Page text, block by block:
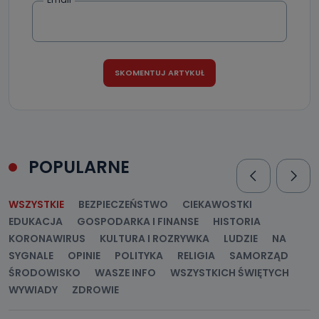
dane, które pochodzą bezpośrednio od Państwa (lub
zostały przekazane w Państwa imieniu) lub dane osobowe,
które zostały zebrane ze źródeł publicznie dostępnych, w
szczególności: imię i nazwisko, adres e-mail, telefon
Jak skontaktować się z inspektorem
danych osobowych?
Można to zrobić pod numerem telefonu 62 735-51-05 lub
e-mailowo pod adresem: poczta@tvproart.pl
POPULARNE
WSZYSTKIE BEZPIECZEŃSTWO
CIEKAWOSTKI
EDUKACJA
GOSPODARKA I FINANSE
HISTORIA
KORONAWIRUS
KULTURA I ROZRYWKA LUDZIE
NA
SYGNALE
OPINIE POLITYKA RELIGIA
SAMORZĄD
ŚRODOWISKO
WASZE INFO
WSZYSTKICH ŚWIĘTYCH
WYWIADY
ZDROWIE